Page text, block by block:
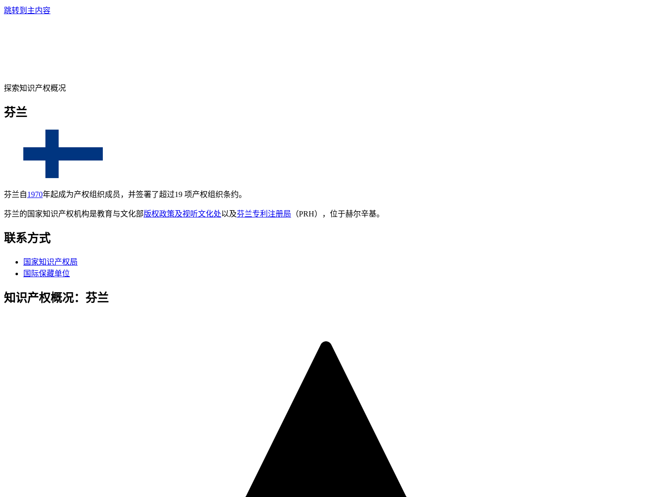
跳转到主内容
探索知识产权概况
芬兰
芬兰自1970年起成为产权组织成员，并签署了超过19 项产权组织条约。
芬兰的国家知识产权机构是教育与文化部版权政策及视听文化处以及芬兰专利注册局 （PRH），位于赫尔辛基。
联系方式
国家知识产权局
国际保藏单位
知识产权概况：芬兰